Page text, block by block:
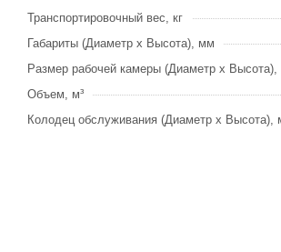
Транспортировочный вес, кг
Габариты (Диаметр х Высота), мм
Размер рабочей камеры (Диаметр х
Объем, м³
Колодец обслуживания (Диаметр х Высота),